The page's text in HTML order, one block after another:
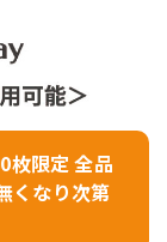
枚限定 全品
くなり次第